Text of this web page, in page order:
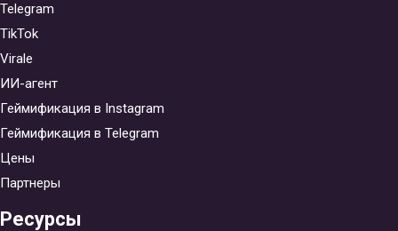
Telegram
TikTok
Virale
ИИ-агент
Геймификация в Instagram
Геймификация в Telegram
Цены
Партнеры
Ресурсы